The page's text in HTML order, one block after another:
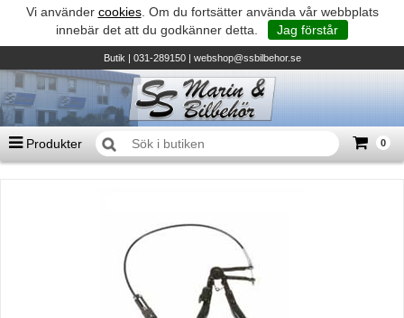
Vi använder cookies. Om du fortsätter använda vår webbplats
innebär det att du godkänner detta.
Jag förstår
Butik| 031-289150 | webshop@ssbilbehor.se
Produkter 0
TILL KASSAN
Suzuki - Utombordare
Suzumar - Gummibåtar